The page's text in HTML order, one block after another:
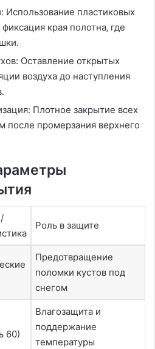
Использование пластиковых
края полотна‚ где
Оставление открытых
воздуха до наступления
Плотное закрытие всех
после промерзания верхнего
Роль в защите
Предотвращение
поломки кустов под
снегом
60)
Влагозащита и
поддержание
температуры